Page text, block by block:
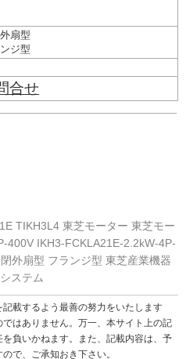
扇型
ジ型
合せ
TIKH3L4 東芝モーター 東芝モー
400V IKH3-FCKLA21E-2.2kW-4P-
外扇型 フランジ型 東芝産業機器
ステム
載するよう最善の努力をいたします
はありません。万一、本サイト上の記
負いかねます。また、記載内容は、予
で、ご承知おき下さい。